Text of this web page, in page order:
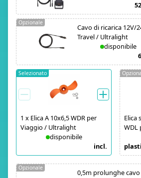
Cavo di ricarica 12V/
Travel / Ultralight
disponibile
Opzionale
1 x Elica A 10x6,5 WDR per
Viaggio / Ultralight
disponibile
incl.
Selezionato
Elica
WDL
0,5m prolunghe
Opzionale